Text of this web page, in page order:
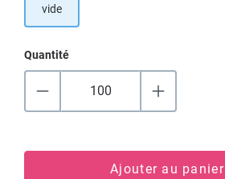
vide
Quantité
Ajouter au panier